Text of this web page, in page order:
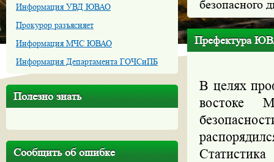
Информация УВД ЮВАО
Прокурор разъясняет
Информация МЧС ЮВАО
Информация Департамента ГОЧСиПБ
Полезно знать
Сообщить об ошибке
безопасного
Префектура
В целях
востоке